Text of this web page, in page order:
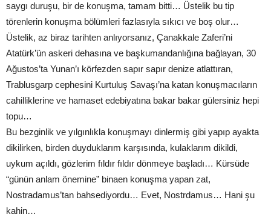
saygı duruşu, bir de konuşma, tamam bitti… Üstelik bu tip
törenlerin konuşma bölümleri fazlasıyla sıkıcı ve boş olur…
Üstelik, az biraz tarihten anlıyorsanız, Çanakkale Zaferi’ni
Atatürk’ün askeri dehasına ve başkumandanlığına bağlayan, 30
Ağustos’ta Yunan’ı körfezden sapır sapır denize atlattıran,
Trablusgarp cephesini Kurtuluş Savaşı’na katan konuşmacıların
cahilliklerine ve hamaset edebiyatına bakar bakar gülersiniz hepi
topu…
Bu bezginlik ve yılgınlıkla konuşmayı dinlermiş gibi yapıp ayakta
dikilirken, birden duyduklarım karşısında, kulaklarım dikildi,
uykum açıldı, gözlerim fıldır fıldır dönmeye başladı… Kürsüde
“günün anlam önemine” binaen konuşma yapan zat,
Nostradamus’tan bahsediyordu… Evet, Nostrdamus… Hani şu
kahin…